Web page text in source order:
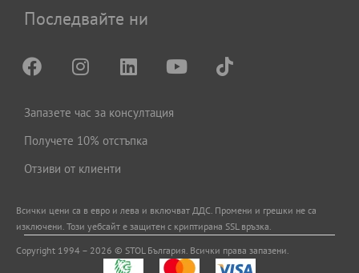
Последвайте ни
Запазете час за консултация
Получете 10% отстъпка
Отзиви от клиенти
Всички цени са в евро и левa и включват ДДС. Промени и грешки не са
изключени. Този уебсайт е защитен с криптирана SSL връзка.
Copyright 1994 – 2026 © STOL България. Всички права запазени.